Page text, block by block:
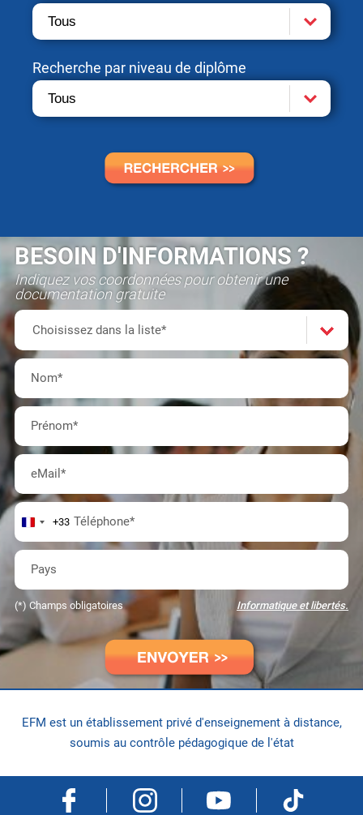
Recherche par niveau de diplôme
BESOIN D'INFORMATIONS ?
Indiquez vos coordonnées pour obtenir une
documentation gratuite
Formation(s)
Choisissez
dans
la
liste*
Choisissez dans la liste*
Nom*
Prénom*
eMail*
Téléphone*
+33
Pays
(*) Champs obligatoires Informatique et libertés.
EFM est un établissement privé d'enseignement à distance,
soumis au contrôle pédagogique de l'état